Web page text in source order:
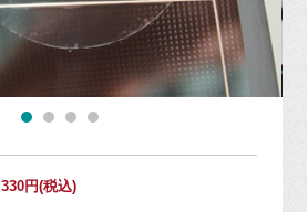
330円(税込)